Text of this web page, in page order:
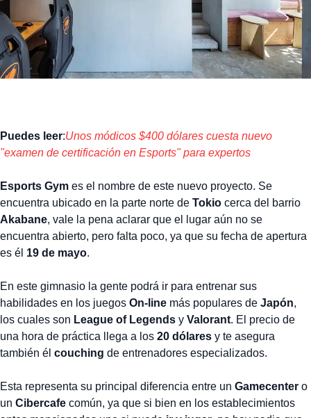
Puedes leer:Unos módicos $400 dólares cuesta nuevo
"examen de certificación en Esports" para expertos
Esports Gym es el nombre de este nuevo proyecto. Se
encuentra ubicado en la parte norte de Tokio cerca del barrio
Akabane, vale la pena aclarar que el lugar aún no se
encuentra abierto, pero falta poco, ya que su fecha de apertura
es él 19 de mayo.
En este gimnasio la gente podrá ir para entrenar sus
habilidades en los juegos On-line más populares de Japón,
los cuales son League of Legends y Valorant. El precio de
una hora de práctica llega a los 20 dólares y te asegura
también él couching de entrenadores especializados.
Esta representa su principal diferencia entre un Gamecenter o
un Cibercafe común, ya que si bien en los establecimientos